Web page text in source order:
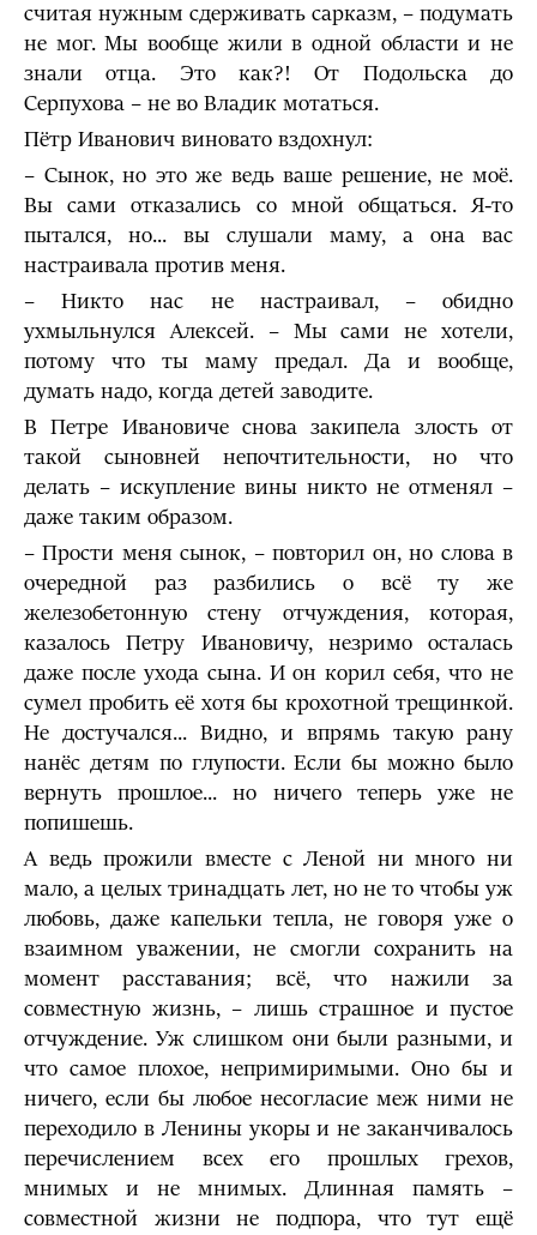
считая нужным сдерживать сарказм, – подумать
не мог. Мы вообще жили в одной области и не
знали отца. Это как?! От Подольска до
Серпухова – не во Владик мотаться.
Пётр Иванович виновато вздохнул:
– Сынок, но это же ведь ваше решение, не моё.
Вы сами отказались со мной общаться. Я-то
пытался, но... вы слушали маму, а она вас
настраивала против меня.
– Никто нас не настраивал, – обидно
ухмыльнулся Алексей. – Мы сами не хотели,
потому что ты маму предал. Да и вообще,
думать надо, когда детей заводите.
В Петре Ивановиче снова закипела злость от
такой сыновней непочтительности, но что
делать – искупление вины никто не отменял –
даже таким образом.
– Прости меня сынок, – повторил он, но слова в
очередной раз разбились о всё ту же
железобетонную стену отчуждения, которая,
казалось Петру Ивановичу, незримо осталась
даже после ухода сына. И он корил себя, что не
сумел пробить её хотя бы крохотной трещинкой.
Не достучался... Видно, и впрямь такую рану
нанёс детям по глупости. Если бы можно было
вернуть прошлое... но ничего теперь уже не
попишешь.
А ведь прожили вместе с Леной ни много ни
мало, а целых тринадцать лет, но не то чтобы уж
любовь, даже капельки тепла, не говоря уже о
взаимном уважении, не смогли сохранить на
момент расставания; всё, что нажили за
совместную жизнь, – лишь страшное и пустое
отчуждение. Уж слишком они были разными, и
что самое плохое, непримиримыми. Оно бы и
ничего, если бы любое несогласие меж ними не
переходило в Ленины укоры и не заканчивалось
перечислением всех его прошлых грехов,
мнимых и не мнимых. Длинная память –
совместной жизни не подпора, что тут ещё